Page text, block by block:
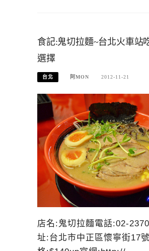
食記:鬼切拉麵~台北火車站
選擇
台北 阿MON 2012-11-21
店名:鬼切拉麵電話:02-
址:台北市中正區懷寧街17